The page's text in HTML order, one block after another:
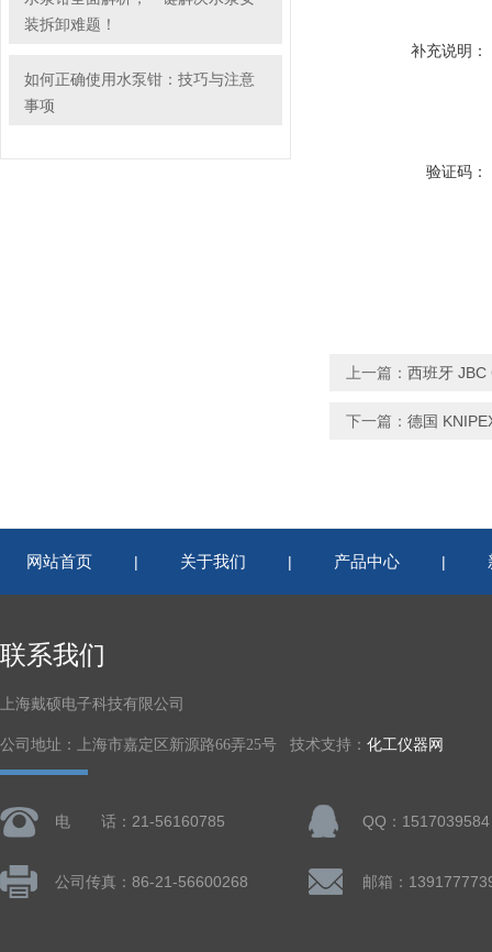
装拆卸难题！
如何正确使用水泵钳：技巧与注意
事项
补充说明：
验证码：
上一篇： 西班牙
下一篇： 德国
网站首页 | 关于我们 | 产品中心 |
联系我们
上海戴硕电子科技有限公司
公司地址：上海市嘉定区新源路66弄25号 技术支持： 化工仪器网
电 话：21-56160785 QQ：1517039584
公司传真：86-21-56600268